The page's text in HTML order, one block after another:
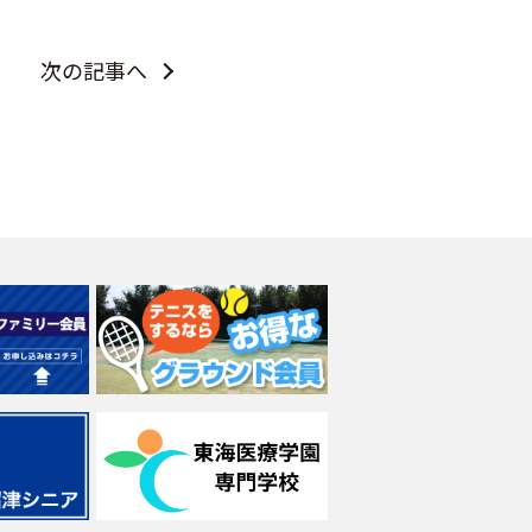
次の記事へ